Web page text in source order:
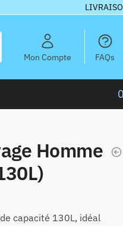
Mon Compte FAQs
Homme
capacité 130L, idéal